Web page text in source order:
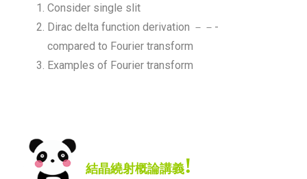
1. Consider single slit
2. Dirac delta function derivation －－-
compared to Fourier transform
3. Examples of Fourier transform
結晶繞射概論講義!